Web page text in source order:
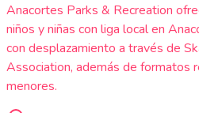
Anacortes Parks & Recreation
niños y niñas con liga local en
con desplazamiento a través de
Association, además de formatos
menores.